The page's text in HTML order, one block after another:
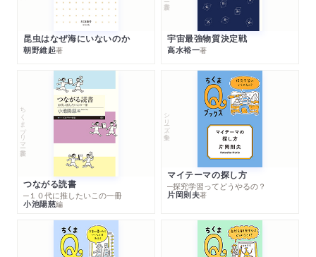
昆虫はなぜ海にいないのか
朝野維起著
宇宙最強物質決定戦
高水裕一著
ちくまプリマー新書
つながる読書
─１０代に推したいこの一冊
小池陽慈編
シリーズ・全集
マイテーマの探し方
─探究学習ってどうやるの？
片岡則夫著